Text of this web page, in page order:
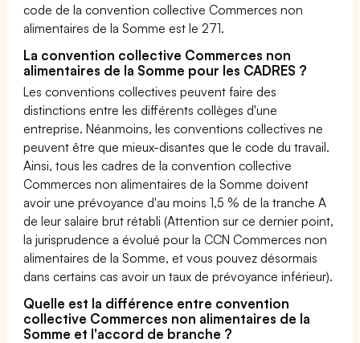
code de la convention collective Commerces non
alimentaires de la Somme est le 271.
La convention collective Commerces non
alimentaires de la Somme pour les CADRES ?
Les conventions collectives peuvent faire des
distinctions entre les différents collèges d'une
entreprise. Néanmoins, les conventions collectives ne
peuvent être que mieux-disantes que le code du travail.
Ainsi, tous les cadres de la convention collective
Commerces non alimentaires de la Somme doivent
avoir une prévoyance d'au moins 1,5 % de la tranche A
de leur salaire brut rétabli (Attention sur ce dernier point,
la jurisprudence a évolué pour la CCN Commerces non
alimentaires de la Somme, et vous pouvez désormais
dans certains cas avoir un taux de prévoyance inférieur).
Quelle est la différence entre convention
collective Commerces non alimentaires de la
Somme et l'accord de branche ?